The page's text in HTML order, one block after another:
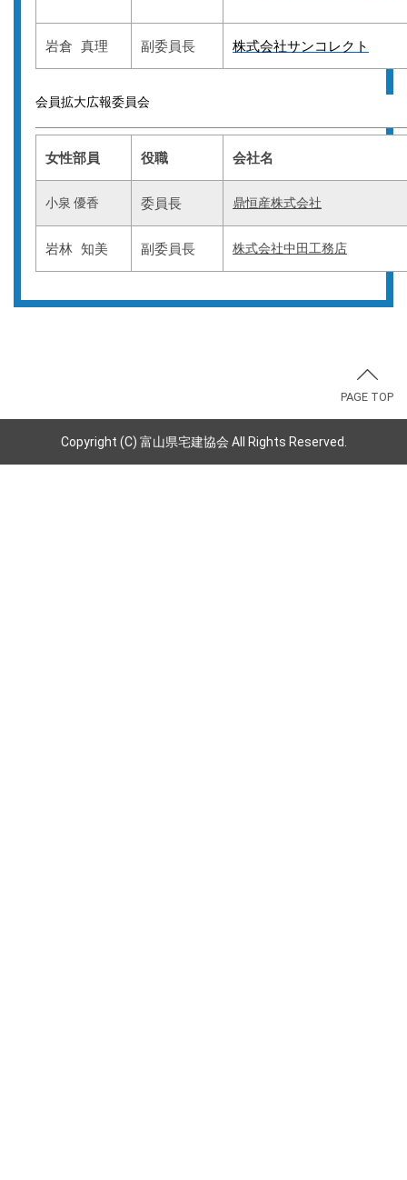
岩倉 真理 副委員長 株式会社サンコレクト
会員拡大広報委員会
女性部員 役職 会社名
小泉 優香 委員長 鼎恒産株式会社
岩林 知美 副委員長 株式会社中田工務店
PAGE TOP
Copyright (C) 富山県宅建協会 All Rights Reserved.